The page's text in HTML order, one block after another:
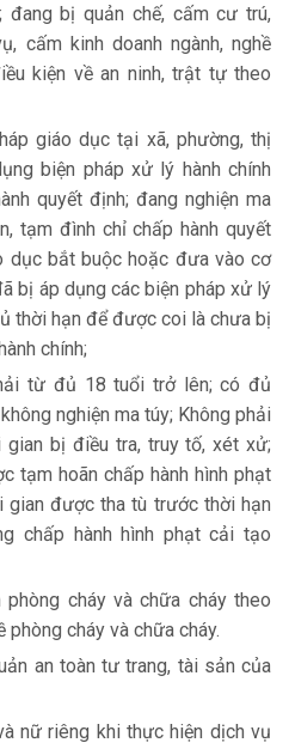
bị quản chế, cấm cư trú,
cấm kinh doanh ngành, nghề
kiện về an ninh, trật tự theo
giáo dục tại xã, phường, thị
biện pháp xử lý hành chính
quyết định; đang nghiện ma
tạm đình chỉ chấp hành quyết
dục bắt buộc hoặc đưa vào cơ
bị áp dụng các biện pháp xử lý
thời hạn để được coi là chưa bị
chính;
từ đủ 18 tuổi trở lên; có đủ
nghiện ma túy; Không phải
bị điều tra, truy tố, xét xử;
tạm hoãn chấp hành hình phạt
gian được tha tù trước thời hạn
chấp hành hình phạt cải tạo
cháy và chữa cháy theo
cháy và chữa cháy.
an toàn tư trang, tài sản của
nữ riêng khi thực hiện dịch vụ